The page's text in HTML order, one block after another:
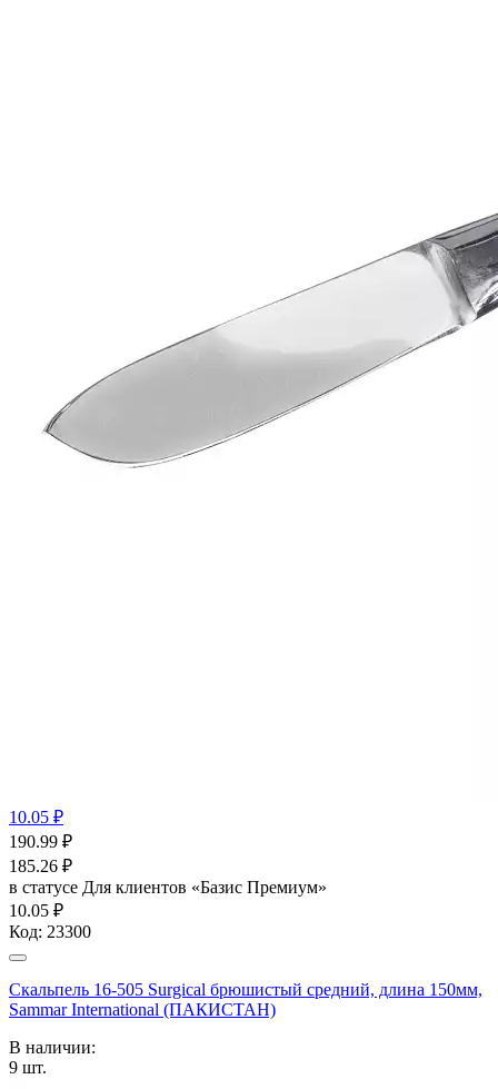
10.05 ₽
190.99 ₽
185.26 ₽
в статусе Для клиентов «Базис Премиум»
10.05 ₽
Код: 23300
Скальпель 16-505 Surgical брюшистый средний, длина 150мм,
Sammar International (ПАКИСТАН)
В наличии:
9 шт.